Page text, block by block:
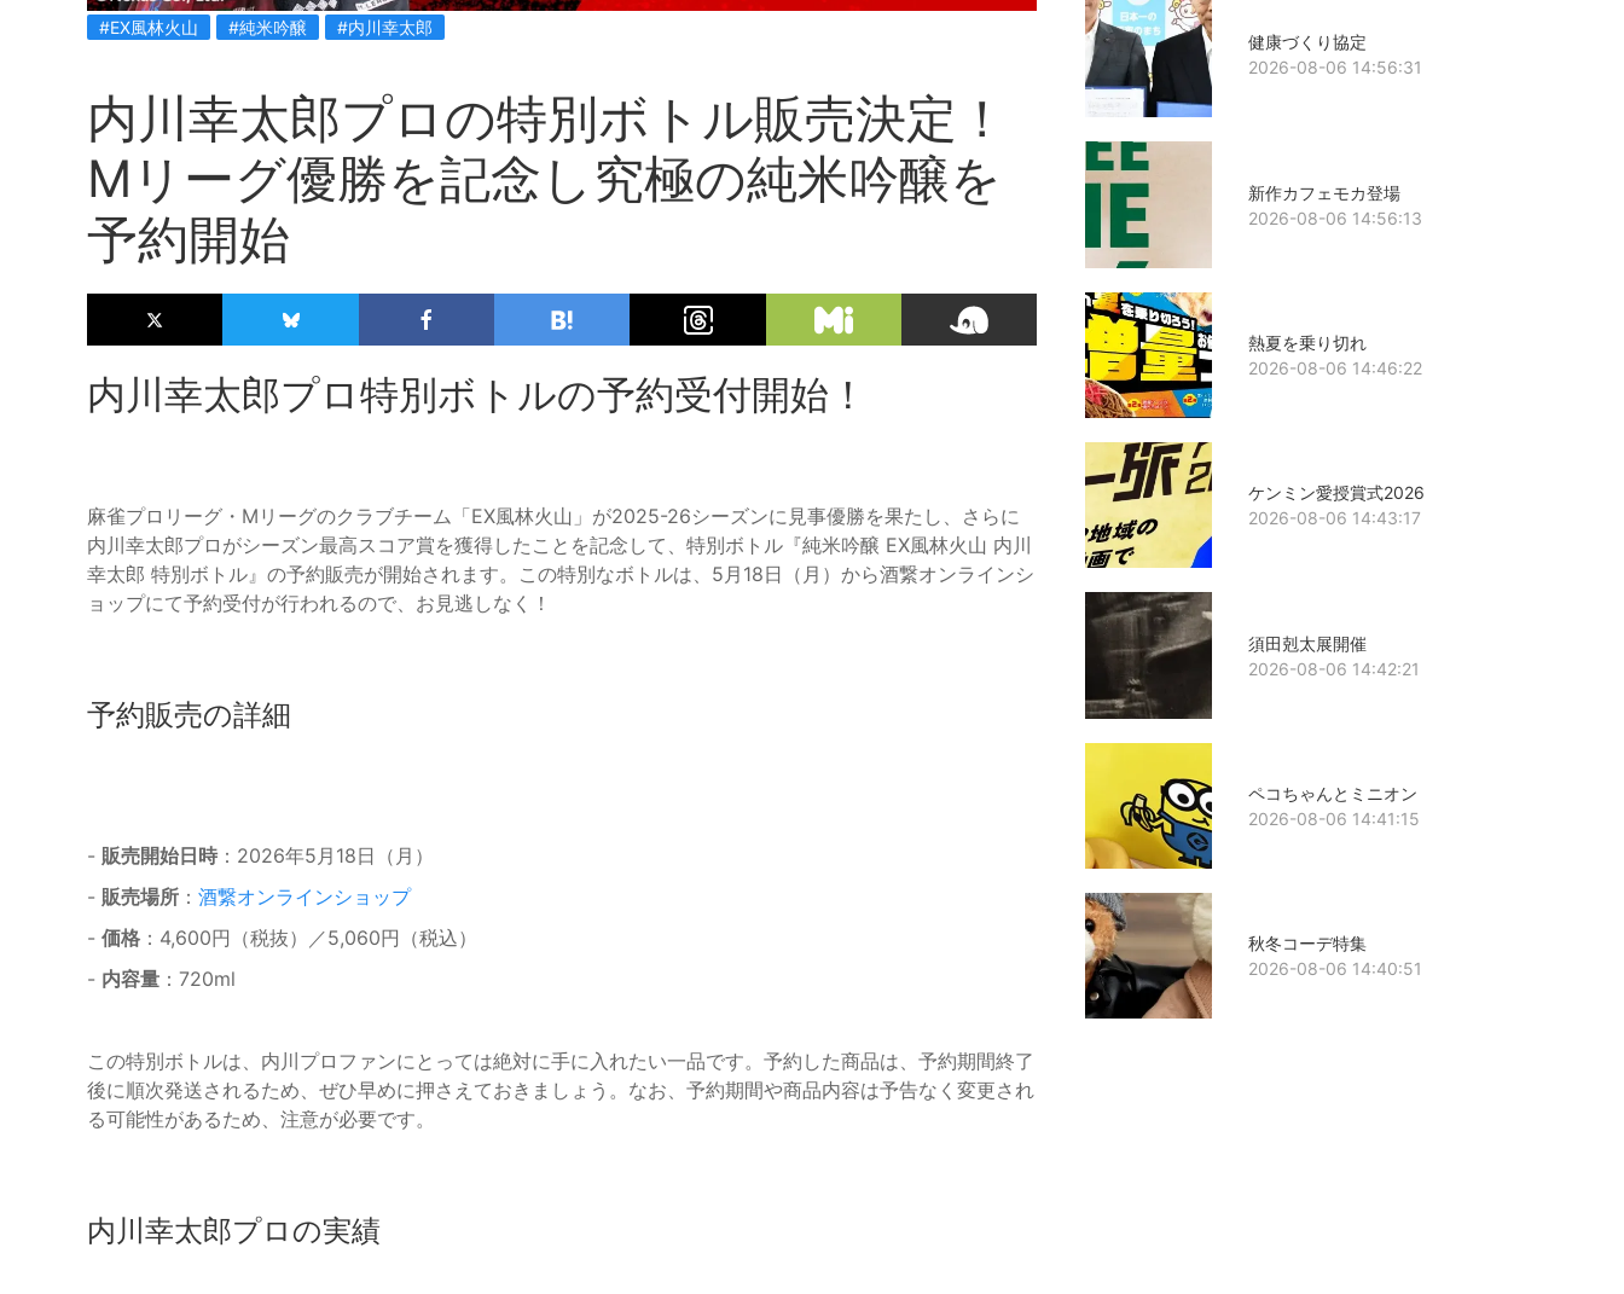
#EX風林火山 #純米吟醸 #内川幸太郎
内川幸太郎プロの特別ボトル販売決定！
Mリーグ優勝を記念し究極の純米吟醸を
予約開始
内川幸太郎プロ特別ボトルの予約受付開始！
麻雀プロリーグ・Mリーグのクラブチーム「EX風林火山」が2025-26シーズンに見事優勝を果たし、さらに
内川幸太郎プロがシーズン最高スコア賞を獲得したことを記念して、特別ボトル『純米吟醸 EX風林火山 内川
幸太郎 特別ボトル』の予約販売が開始されます。この特別なボトルは、5月18日（月）から酒繋オンラインシ
ョップにて予約受付が行われるので、お見逃しなく！
予約販売の詳細
- 販売開始日時：2026年5月18日（月）
- 販売場所 ： 酒繋オンラインショップ
- 価格 ：4,600円（税抜）／5,060円（税込）
- 内容量 ：720ml
この特別ボトルは、内川プロファンにとっては絶対に手に入れたい一品です。予約した商品は、予約期間終了
後に順次発送されるため、ぜひ早めに押さえておきましょう。なお、予約期間や商品内容は予告なく変更され
る可能性があるため、注意が必要です。
内川幸太郎プロの実績
健康づくり協定
2026-08-06 14:56:31
新作カフェモカ登場
2026-08-06 14:56:13
熱夏を乗り切れ
2026-08-06 14:46:22
ケンミン愛授賞式2026
2026-08-06 14:43:17
須田剋太展開催
2026-08-06 14:42:21
ペコちゃんとミニオン
2026-08-06 14:41:15
秋冬コーデ特集
2026-08-06 14:40:51